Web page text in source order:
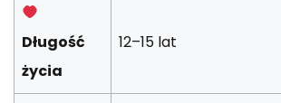
Długość
życia
12–15 lat